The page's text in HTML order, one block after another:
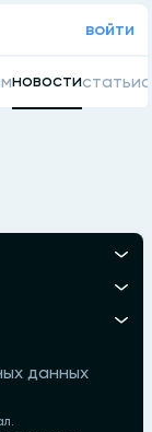
войти
новостистатьи
данных